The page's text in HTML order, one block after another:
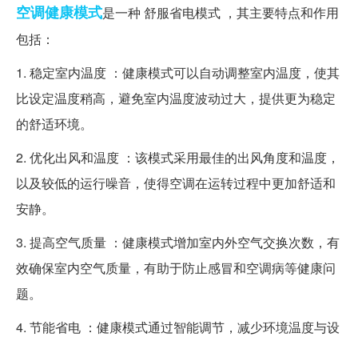
空调健康模式是一种 舒服省电模式 ，其主要特点和作用
包括：
1. 稳定室内温度 ：健康模式可以自动调整室内温度，使其
比设定温度稍高，避免室内温度波动过大，提供更为稳定
的舒适环境。
2. 优化出风和温度 ：该模式采用最佳的出风角度和温度，
以及较低的运行噪音，使得空调在运转过程中更加舒适和
安静。
3. 提高空气质量 ：健康模式增加室内外空气交换次数，有
效确保室内空气质量，有助于防止感冒和空调病等健康问
题。
4. 节能省电 ：健康模式通过智能调节，减少环境温度与设